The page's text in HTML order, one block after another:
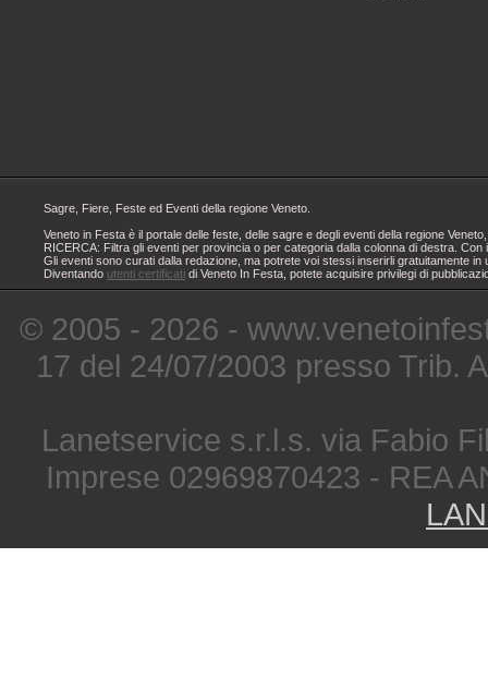
Sagre, Fiere, Feste ed Eventi della regione Veneto.
Veneto in Festa è il portale delle feste, delle sagre e degli eventi della regione
RICERCA: Filtra gli eventi per provincia o per categoria dalla colonna di destra.
Gli eventi sono curati dalla redazione, ma potrete voi stessi inserirli gratuitamente
Diventando utenti certificati di Veneto In Festa, potete acquisire privilegi di
© 2005 - 2026 -
17 del 24/07/2003 presso Trib.
Lanetservice s.r.l.s. via Fabio
Imprese 02969870423 - REA